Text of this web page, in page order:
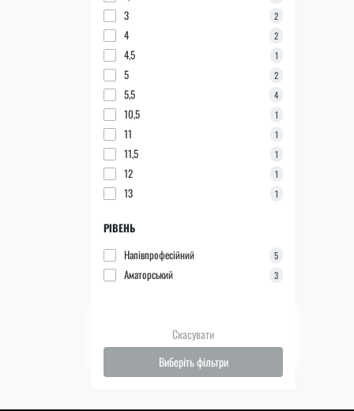
3 2
4 2
4,5 1
5 2
5,5 4
10,5 1
11 1
11,5 1
12 1
13 1
РІВЕНЬ
Напівпрофесійний
5
Аматорський 3
Скасувати
Виберіть фільтри